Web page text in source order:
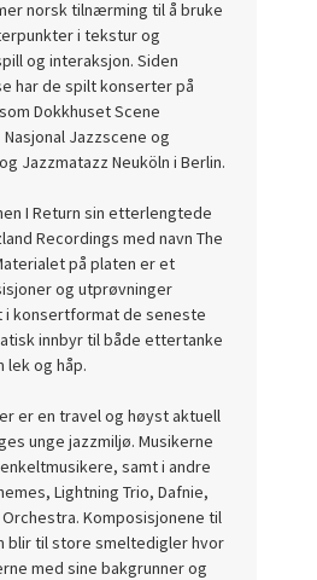
norsk tilnærming til å bruke
i tekstur og
og interaksjon. Siden
har de spilt konserter på
Dokkhuset Scene
Jazzscene og
Jazzmatazz Neuköln i Berlin.
I Return sin etterlengtede
Recordings med navn The
på platen er et
og utprøvninger
konsertformat de seneste
innbyr til både ettertanke
lek og håp.
er en travel og høyst aktuell
unge jazzmiljø. Musikerne
samt i andre
Lightning Trio, Dafnie,
Komposisjonene til
blir til store smeltedigler hvor
med sine bakgrunner og